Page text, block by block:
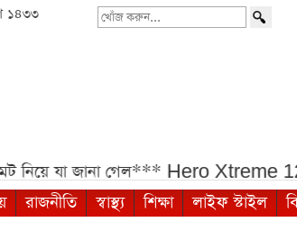
১৪৩৩
খোঁজ
যা জানা গেল*** Hero Xtreme 125R
রাজনীতি স্বাস্থ্য শিক্ষা লাইফ স্টাইল